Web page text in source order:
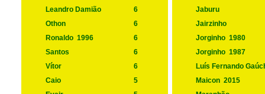
Leandro Damião
6
Jaburu
Othon
6
Jairzinho
Ronaldo 1996 6 Jorginho 1980
Santos
6 Jorginho 1987
Vítor
6
Luís Fernando
Caio
5 Maicon 2015